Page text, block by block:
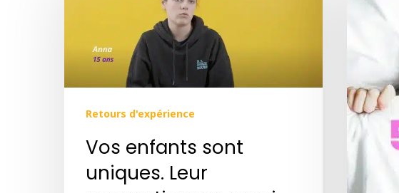
Retours d'expérience
Vos enfants sont
uniques. Leur